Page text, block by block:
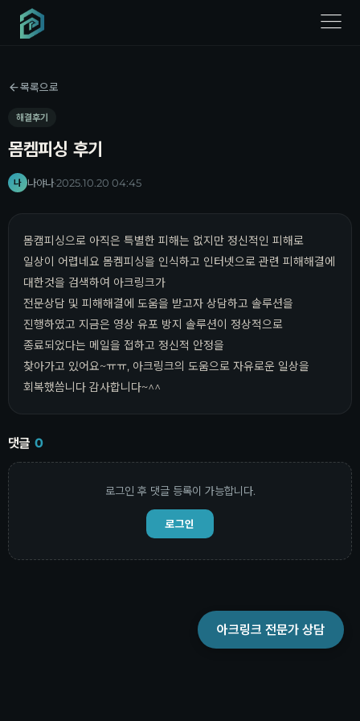
menu
목록으로
해결후기
몸켐피싱 후기
나 나야나·2025.10.20 04:45
몸캠피싱으로 아직은 특별한 피해는 없지만 정신적인 피해로
일상이 어렵네요 몸켐피싱을 인식하고 인터넷으로 관련 피해해결에
대한것을 검색하여 아크링크가
전문상담 및 피해해결에 도움을 받고자 상담하고 솔루션을
진행하였고 지금은 영상 유포 방지 솔루션이 정상적으로
종료되었다는 메일을 접하고 정신적 안정을
찾아가고 있어요~ㅠㅠ, 아크링크의 도움으로 자유로운 일상을
회복했씀니다 감사합니다~^^
댓글 0
로그인 후 댓글 등록이 가능합니다.
로그인
아크링크 전문가 상담